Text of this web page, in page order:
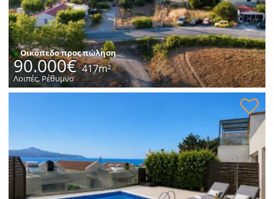
●Οικόπεδο προς πώληση
90.000€ 417m²
Λοιπές, Ρέθυμνο